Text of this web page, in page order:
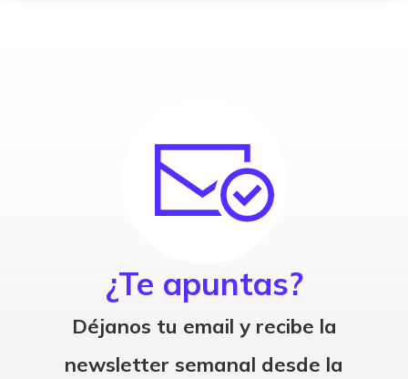
¿Te apuntas?
Déjanos tu email y recibe la
newsletter semanal desde la